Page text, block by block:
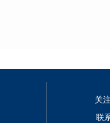
关
联